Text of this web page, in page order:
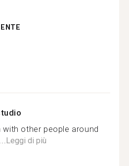
with other people around
Leggi di più